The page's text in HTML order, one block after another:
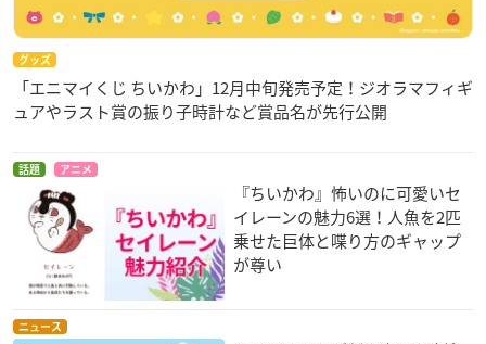
グッズ
「エニマイくじ ちいかわ」12月中旬発売予定！ジオラマフィギ
ュアやラスト賞の振り子時計など賞品名が先行公開
話題 アニメ
『ちいかわ』怖いのに可愛いセ
イレーンの魅力6選！人魚を2匹
乗せた巨体と喋り方のギャップ
が尊い
ニュース